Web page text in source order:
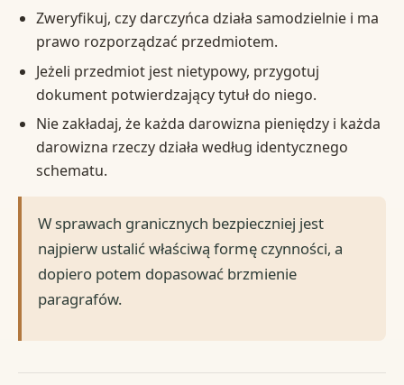
Zweryfikuj, czy darczyńca działa samodzielnie i ma
prawo rozporządzać przedmiotem.
Jeżeli przedmiot jest nietypowy, przygotuj
dokument potwierdzający tytuł do niego.
Nie zakładaj, że każda darowizna pieniędzy i każda
darowizna rzeczy działa według identycznego
schematu.
W sprawach granicznych bezpieczniej jest
najpierw ustalić właściwą formę czynności, a
dopiero potem dopasować brzmienie
paragrafów.